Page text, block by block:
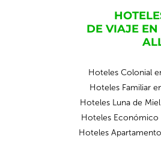
DE VIAJE
Hoteles Colonial
Hoteles Familiar
Hoteles Luna de
Hoteles Económico
Hoteles